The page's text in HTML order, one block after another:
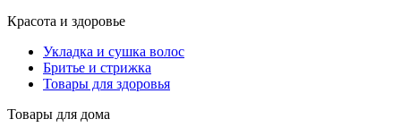
Красота и здоровье
Укладка и сушка волос
Бритье и стрижка
Товары для здоровья
Товары для дома